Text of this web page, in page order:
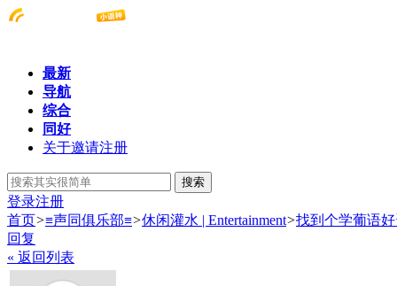
最新
导航
综合
同好
关于邀请注册
搜索
登录注册
首页>≡声同俱乐部≡>休闲灌水 | Entertainment>找到个学葡语
回复
« 返回列表